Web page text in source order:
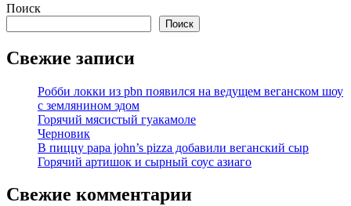
Поиск
Поиск
Свежие записи
Робби локки из pbn появился на ведущем веганском шоу
с землянином эдом
Горячий мясистый гуакамоле
Черновик
В пиццу papa john’s pizza добавили веганский сыр
Горячий артишок и сырный соус азиаго
Свежие комментарии